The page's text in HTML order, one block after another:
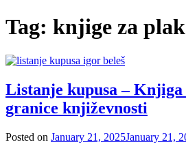
Tag: knjige za
Listanje kupusa –
granice književnosti
Posted on January 21, 2025January 21,